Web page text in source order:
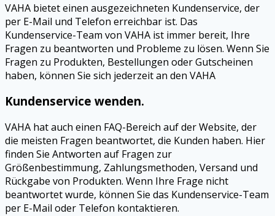
VAHA bietet einen ausgezeichneten Kundenservice, der
per E-Mail und Telefon erreichbar ist. Das
Kundenservice-Team von VAHA ist immer bereit, Ihre
Fragen zu beantworten und Probleme zu lösen. Wenn Sie
Fragen zu Produkten, Bestellungen oder Gutscheinen
haben, können Sie sich jederzeit an den VAHA
Kundenservice wenden.
VAHA hat auch einen FAQ-Bereich auf der Website, der
die meisten Fragen beantwortet, die Kunden haben. Hier
finden Sie Antworten auf Fragen zur
Größenbestimmung, Zahlungsmethoden, Versand und
Rückgabe von Produkten. Wenn Ihre Frage nicht
beantwortet wurde, können Sie das Kundenservice-Team
per E-Mail oder Telefon kontaktieren.